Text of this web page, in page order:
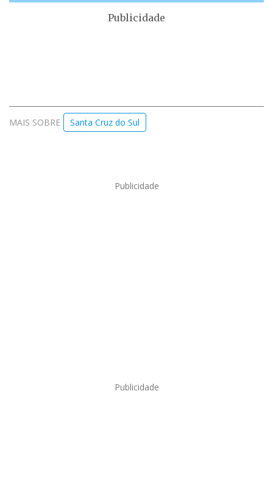
Publicidade
MAIS SOBRE Santa Cruz do Sul
Publicidade
Publicidade